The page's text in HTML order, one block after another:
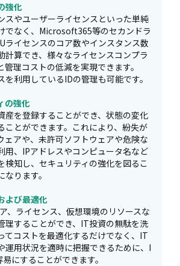
強化
スやユーザーライセンスといった単純
でなく、Microsoft365等のセカンドラ
ライセンスのコア数やインスタンス数
計算でき、様々なライセンスコンプラ
管理コストの低減を実現できます。
を利用しているIDの管理も可能です。
の強化
産を登録することができ、状態の変化
ことができます。これにより、紛失が
ェアや、未許可ソフトウェアや危険な
用、IPアドレスやコンピュータ名など
検知し、セキュリティの強化を図るこ
ります。
よび最適化
、ライセンス、仮想環境のリソースな
理することができ、IT投資の無駄を洗
てコストを最適化するだけでなく、IT
運用状況を適時に把握できるために、I
にすることができます。